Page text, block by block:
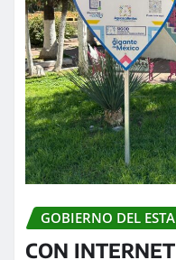
GOBIERNO DEL
CON